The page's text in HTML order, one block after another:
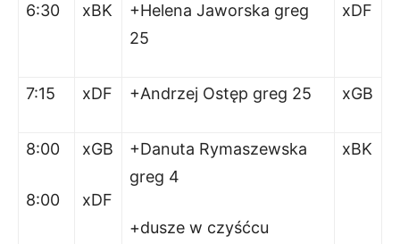
6:30 xBK
+Helena Jaworska greg
25
xDF
7:15 xDF +Andrzej Ostęp greg 25 xGB
8:00
8:00
xGB
xDF
+Danuta Rymaszewska
greg 4
+dusze w czyśćcu
xBK